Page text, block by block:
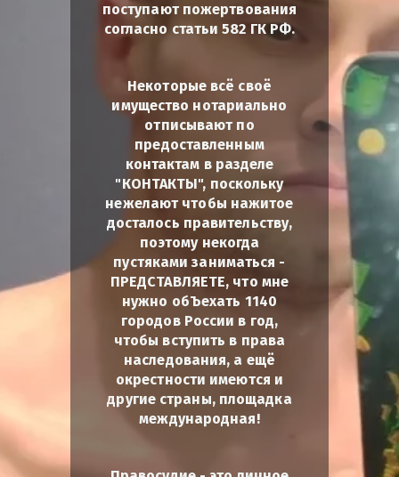
поступают пожертвования
согласно статьи 582 ГК РФ.
Некоторые всё своё
имущество нотариально
отписывают по
предоставленным
контактам в разделе
"КОНТАКТЫ", поскольку
нежелают чтобы нажитое
досталось правительству,
поэтому некогда
пустяками заниматься -
ПРЕДСТАВЛЯЕТЕ, что мне
нужно обЪехать 1140
городов России в год,
чтобы вступить в права
наследования, а ещё
окрестности имеются и
другие страны, площадка
международная!